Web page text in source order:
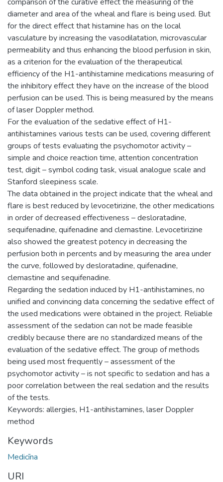
diameter and area of the wheal and flare is being used. But
for the direct effect that histamine has on the local
vasculature by increasing the vasodilatation, microvascular
permeability and thus enhancing the blood perfusion in skin,
as a criterion for the evaluation of the therapeutical
efficiency of the H1-antihistamine medications measuring of
the inhibitory effect they have on the increase of the blood
perfusion can be used. This is being measured by the means
of laser Doppler method.
For the evaluation of the sedative effect of H1-
antihistamines various tests can be used, covering different
groups of tests evaluating the psychomotor activity –
simple and choice reaction time, attention concentration
test, digit – symbol coding task, visual analogue scale and
Stanford sleepiness scale.
The data obtained in the project indicate that the wheal and
flare is best reduced by levocetirizine, the other medications
in order of decreased effectiveness – desloratadine,
sequifenadine, quifenadine and clemastine. Levocetirizine
also showed the greatest potency in decreasing the
perfusion both in percents and by measuring the area under
the curve, followed by desloratadine, quifenadine,
clemastine and sequifenadine.
Regarding the sedation induced by H1-antihistamines, no
unified and convincing data concerning the sedative effect of
the used medications were obtained in the project. Reliable
assessment of the sedation can not be made feasible
credibly because there are no standardized means of the
evaluation of the sedative effect. The group of methods
being used most frequently – assessment of the
psychomotor activity – is not specific to sedation and has a
poor correlation between the real sedation and the results
of the tests.
Keywords: allergies, H1-antihistamines, laser Doppler
method
Keywords
Medicīna
URI